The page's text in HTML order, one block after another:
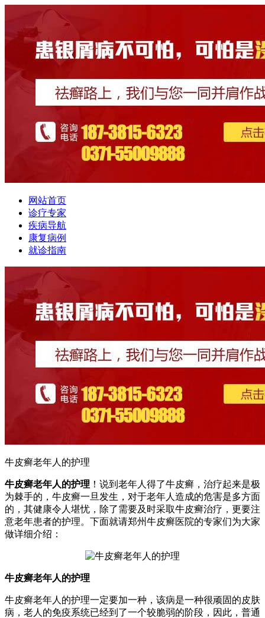
网站首页
诊疗专家
疾病导航
康复病例
就诊指南
牛皮癣老年人的护理
牛皮癣老年人的护理 ！说到老年人得了牛皮癣，治疗起来是极
为棘手的，牛皮癣一旦发生，对于老年人造成的危害是多方面
的，其健康令人堪忧，除了需要及时采取牛皮癣治疗，更要注
意老年患者的护理。下面就请郑州牛皮癣医院的专家们为大家
做详细介绍：
牛皮癣老年人的护理
牛皮癣老年人的护理一定要加一种，该病是一种很顽固的皮肤
病，老人的免疫系统已经到了一个较脆弱的阶段，因此，普通